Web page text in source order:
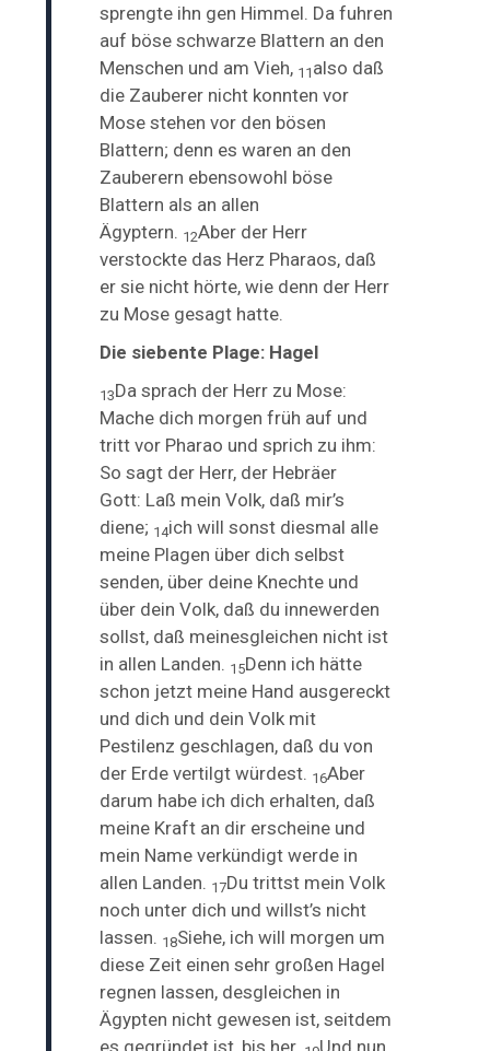
sprengte ihn gen Himmel. Da fuhren
auf böse schwarze Blattern an den
Menschen und am Vieh, 11 also daß
die Zauberer nicht konnten vor
Mose stehen vor den bösen
Blattern; denn es waren an den
Zauberern ebensowohl böse
Blattern als an allen
Ägyptern. 12Aber der Herr
verstockte das Herz Pharaos, daß
er sie nicht hörte, wie denn der Herr
zu Mose gesagt hatte.
Die siebente Plage: Hagel
13Da sprach der Herr zu Mose:
Mache dich morgen früh auf und
tritt vor Pharao und sprich zu ihm:
So sagt der Herr, der Hebräer
Gott: Laß mein Volk, daß mir’s
diene; 14ich will sonst diesmal alle
meine Plagen über dich selbst
senden, über deine Knechte und
über dein Volk, daß du innewerden
sollst, daß meinesgleichen nicht ist
in allen Landen. 15Denn ich hätte
schon jetzt meine Hand ausgereckt
und dich und dein Volk mit
Pestilenz geschlagen, daß du von
der Erde vertilgt würdest. 16Aber
darum habe ich dich erhalten, daß
meine Kraft an dir erscheine und
mein Name verkündigt werde in
allen Landen. 17Du trittst mein Volk
noch unter dich und willst’s nicht
lassen. 18Siehe, ich will morgen um
diese Zeit einen sehr großen Hagel
regnen lassen, desgleichen in
Ägypten nicht gewesen ist, seitdem
es gegründet ist, bis her.
Und nun